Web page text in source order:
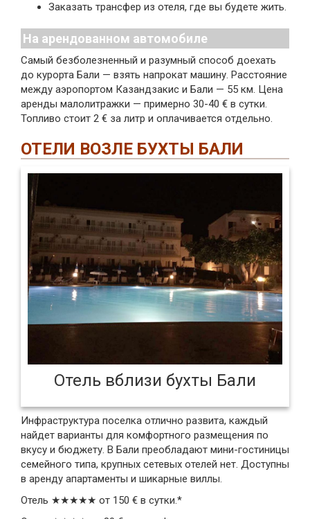
Заказать трансфер из отеля, где вы будете жить.
На арендованном автомобиле
Самый безболезненный и разумный способ доехать
до курорта Бали — взять напрокат машину. Расстояние
между аэропортом Казандзакис и Бали — 55 км. Цена
аренды малолитражки — примерно 30-40 € в сутки.
Топливо стоит 2 € за литр и оплачивается отдельно.
ОТЕЛИ ВОЗЛЕ БУХТЫ БАЛИ
Отель вблизи бухты Бали
Инфраструктура поселка отлично развита, каждый
найдет варианты для комфортного размещения по
вкусу и бюджету. В Бали преобладают мини-гостиницы
семейного типа, крупных сетевых отелей нет. Доступны
в аренду апартаменты и шикарные виллы.
Отель ★★★★★ от 150 € в сутки.*